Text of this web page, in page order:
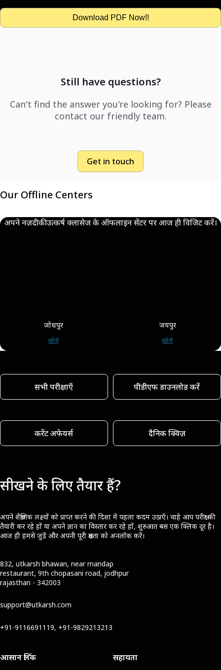
Download PDF Now!!
Still have questions?
Can't find the answer you're looking for? Please
contact our friendly team.
Get in touch
Our Offline Centers
अपने नज़दीकी उत्कर्ष क्लासेज के ऑफलाइन सेंटर पर आज ही विजिट करें।
जोधपुर
खोजें
जयपुर
खोजें
सभी परीक्षाएँ पीडीएफ डाउनलोड करें
करेंट अफेयर्स दैनिक क्विज़
सीखने के लिए तैयार हैं?
अपने शैक्षणिक लक्ष्यों को प्राप्त करने की दिशा में पहला कदम उठाएँ। चाहे आप परीक्षा की
तैयारी कर रहे हों या अपने ज्ञान का विस्तार कर रहे हों, शुरुआत बस एक क्लिक दूर है।
आज ही हमसे जुड़ें और अपनी पूरी क्षमता को अनलॉक करें।
832, utkarsh bhawan, near mandap
restaurant, 9th chopasani road, jodhpur
rajasthan - 342003
support@utkarsh.com
+91-9116691119, +91-9829213213
आसान लिंक सहायता